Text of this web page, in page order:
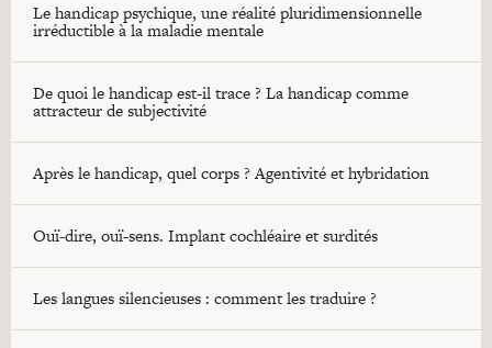
Le handicap psychique, une réalité pluridimensionnelle
irréductible à la maladie mentale
De quoi le handicap est-il trace ? La handicap comme
attracteur de subjectivité
Après le handicap, quel corps ? Agentivité et hybridation
Ouï-dire, ouï-sens. Implant cochléaire et surdités
Les langues silencieuses : comment les traduire ?